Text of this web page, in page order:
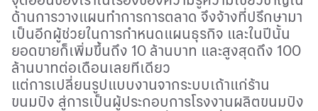
ด้านการวางแผนทำการการตลาด จึงจ้างที่ปรึกษามา
เป็นอีกผู้ช่วยในการกำหนดแผนธุรกิจ และในปีนั้น
ยอดขายก็เพิ่มขึ้นถึง 10 ล้านบาท และสูงสุดถึง 100
ล้านบาทต่อเดือนเลยทีเดียว
แต่การเปลี่ยนรูปแบบงานจากระบบเถ้าแก่ร้าน
ขนมปัง สู่การเป็นผู้ประกอบการโรงงานผลิตขนมปัง